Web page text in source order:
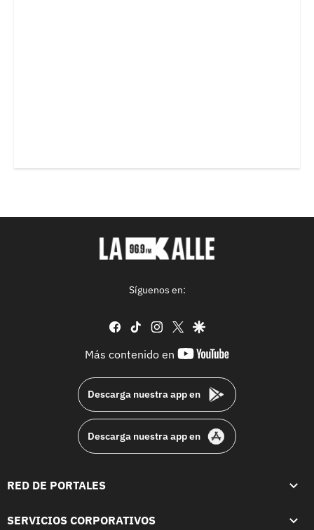
Síguenos en:
facebook
tiktok instagram
twittergoogle
Más contenido en
youtube-
Descarga nuestra app en
Descarga nuestra app en
RED DE PORTALES
SERVICIOS CORPORATIVOS